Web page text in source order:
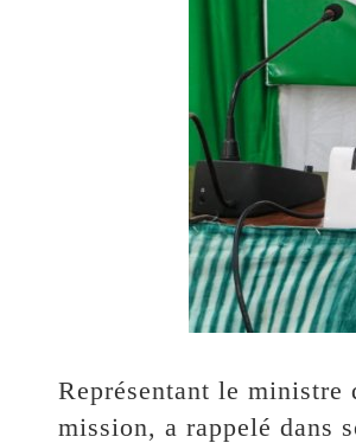
Représentant le ministre
mission, a rappelé dans